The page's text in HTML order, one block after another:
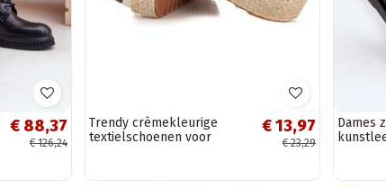
€ 88,37
€ 126,24
Trendy crèmekleurige
textielschoenen voor
€ 13,97
€ 23,29
Dames